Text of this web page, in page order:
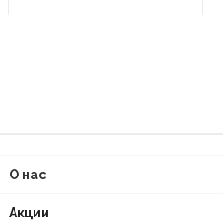
О нас
Акции